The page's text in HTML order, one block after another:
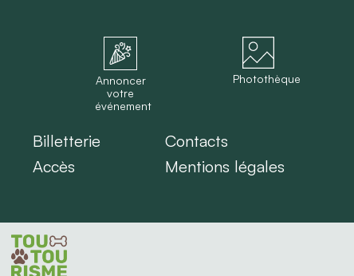
Annoncer
votre
événement
Photothèque
Billetterie
Accès
Contacts
Mentions légales